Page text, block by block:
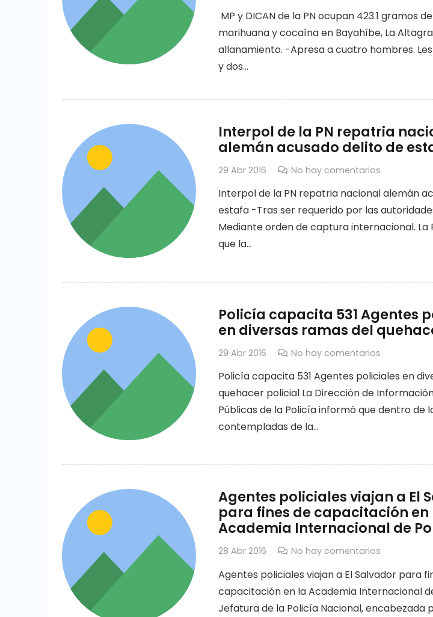
MP y DICAN de la PN ocupan 423.1 gramos
marihuana y cocaína en Bayahíbe, La
allanamiento. -Apresa a cuatro hombres.
y dos…
Interpol de la PN repatria
alemán acusado delito de
29 Abr 2016 No hay comentarios
Interpol de la PN repatria nacional alemán
estafa -Tras ser requerido por las
Mediante orden de captura internacional. La
que la…
Policía capacita 531 Agentes
en diversas ramas del
29 Abr 2016 No hay comentarios
Policía capacita 531 Agentes policiales en
quehacer policial La Dirección de
Públicas de la Policía informó que dentro de
contempladas de la…
Agentes policiales viajan a El
para fines de capacitación en
Academia Internacional de
28 Abr 2016 No hay comentarios
Agentes policiales viajan a El Salvador para
capacitación en la Academia Internacional
Jefatura de la Policía Nacional, encabezada